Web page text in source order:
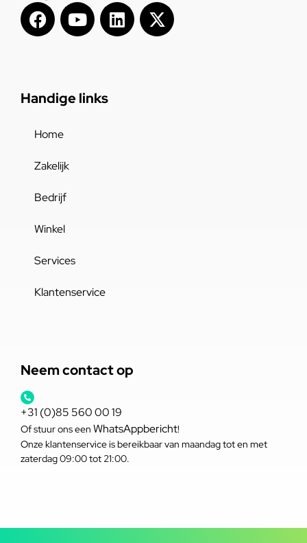
Handige links
Home
Zakelijk
Bedrijf
Winkel
Services
Klantenservice
Neem contact op
+31 (0)85 560 00 19
Of stuur ons een WhatsAppbericht!
Onze klantenservice is bereikbaar van maandag tot en met
zaterdag 09:00 tot 21:00.